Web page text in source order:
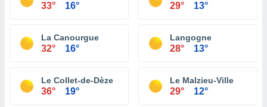
33° 16° 29° 13°
La Canourgue
32° 16°
Langogne
28° 13°
Le Collet-de-Dèze
36° 19°
Le Malzieu-Ville
29° 12°